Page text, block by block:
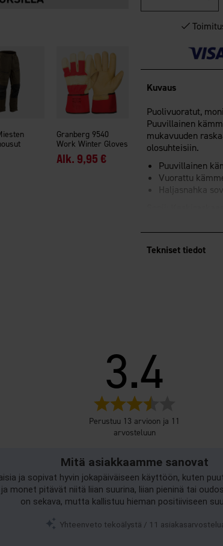
Granberg 9540
Work Winter Gloves
Alk. 9,95 €
Kuvaus
Puolivuoratut,
Puuvillainen
mukavuuden
olosuhteisiin.
Puuvillainen
Vuorattu
Haljasnahka
Sopii:
Tekniset tiedot
3.4
5:sta
Perustuu 13 arvioon ja 11
arvosteluun
Mitä asiakkaamme sanovat
ja sopivat hyvin jokapäiväiseen käyttöön, kuten
monet pitävät niitä liian suurina, liian pieninä tai
on sekava, mutta kallistuu hieman positiiviseen
Yhteenveto tekoälystä / 11